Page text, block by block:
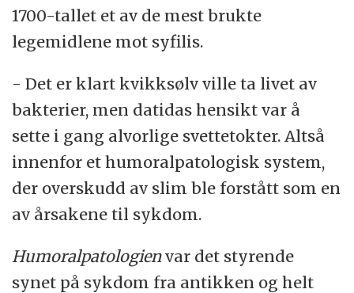
1700-tallet et av de mest brukte
legemidlene mot syfilis.
- Det er klart kvikksølv ville ta livet av
bakterier, men datidas hensikt var å
sette i gang alvorlige svettetokter. Altså
innenfor et humoralpatologisk system,
der overskudd av slim ble forstått som en
av årsakene til sykdom.
Humoralpatologienvar det styrende
synet på sykdom fra antikken og helt